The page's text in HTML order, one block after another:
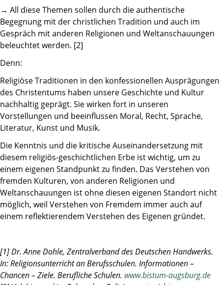
→ All diese Themen sollen durch die authentische
Begegnung mit der christlichen Tradition und auch im
Gespräch mit anderen Religionen und Weltanschauungen
beleuchtet werden. [2]
Denn:
Religiöse Traditionen in den konfessionellen Ausprägungen
des Christentums haben unsere Geschichte und Kultur
nachhaltig geprägt. Sie wirken fort in unseren
Vorstellungen und beeinflussen Moral, Recht, Sprache,
Literatur, Kunst und Musik.
Die Kenntnis und die kritische Auseinandersetzung mit
diesem religiös-geschichtlichen Erbe ist wichtig, um zu
einem eigenen Standpunkt zu finden. Das Verstehen von
fremden Kulturen, von anderen Religionen und
Weltanschauungen ist ohne diesen eigenen Standort nicht
möglich, weil Verstehen von Fremdem immer auch auf
einem reflektierendem Verstehen des Eigenen gründet.
[1] Dr. Anne Dohle, Zentralverband des Deutschen Handwerks.
In: Religionsunterricht an Berufsschulen. Informationen –
Chancen – Ziele. Berufliche Schulen. www.bistum-augsburg.de